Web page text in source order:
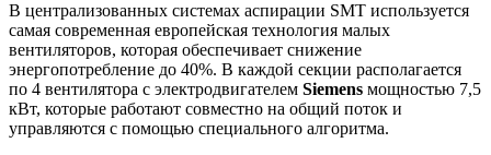
В централизованных системах аспирации SMT используется
самая современная европейская технология малых
вентиляторов, которая обеспечивает снижение
энергопотребление до 40%. В каждой секции располагается
по 4 вентилятора с электродвигателем Siemens мощностью 7,5
кВт, которые работают совместно на общий поток и
управляются с помощью специального алгоритма.